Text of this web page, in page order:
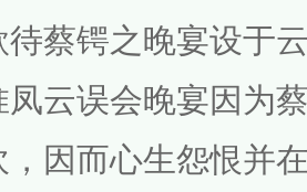
蔡锷之晚宴设于
凤云误会晚宴因为
因而心生怨恨并